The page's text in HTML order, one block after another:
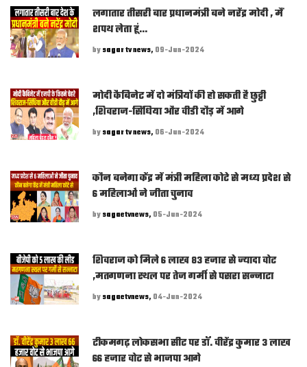
लगातार तीसरी बार प्रधानमंत्री बने नरेंद्र मोदी , मैं
शपथ लेता हूं...
bysagar tv news, 09-Jun-2024
मोदी कैबिनेट में दो मंत्रियों की हो सकती है छुट्टी
,शिवराज-सिंधिया और वीडी दौड़ में आगे
bysagar tv news, 06-Jun-2024
कौन बनेगा केंद्र में मंत्री महिला कोटे से मध्य प्रदेश से
6 महिलाओं ने जीता चुनाव
bysagaetvnews, 05-Jun-2024
शिवराज को मिले 6 लाख 83 हजार से ज्यादा वोट
,मतगणना स्थल पर तेज गर्मी से पसरा सन्नाटा
bysagaetvnews, 04-Jun-2024
टीकमगढ़ लोकसभा सीट पर डॉ. वीरेंद्र कुमार 3 लाख
66 हजार वोट से भाजपा आगे